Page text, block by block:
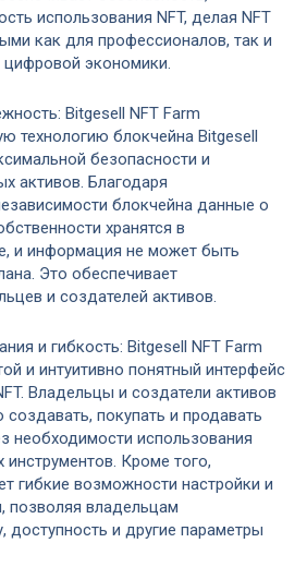
использования NFT, делая NFT
как для профессионалов, так и
экономики.
Bitgesell NFT Farm
технологию блокчейна Bitgesell
безопасности и
активов. Благодаря
блокчейна данные о
хранятся в
и информация не может быть
Это обеспечивает
и создателей активов.
и гибкость: Bitgesell NFT Farm
и интуитивно понятный интерфейс
Владельцы и создатели активов
создавать, покупать и продавать
необходимости использования
инструментов. Кроме того,
гибкие возможности настройки и
позволяя владельцам
доступность и другие параметры